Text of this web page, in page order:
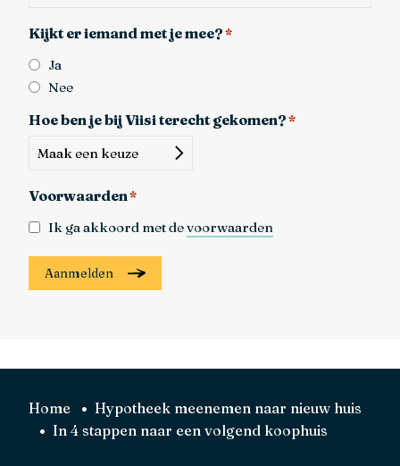
Kijkt er iemand met je mee?*
Ja
Nee
Hoe ben je bij Viisi terecht gekomen?*
Voorwaarden*
Ik ga akkoord met devoorwaarden
Aanmelden
Home
Hypotheek meenemen naar nieuw huis
In 4 stappen naar een volgend koophuis